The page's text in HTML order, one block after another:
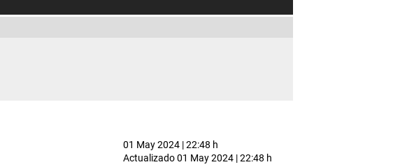
01 May 2024 | 22:48 h
Actualizado01 May 2024 | 22:48 h